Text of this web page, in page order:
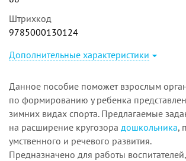
Штрихкод
9785000130124
Дополнительные характеристики
Данное пособие поможет взрослым
по формированию у ребенка
зимних видах спорта. Предлагаемые
на расширение кругозора дошкольника,
умственного и речевого развития.
Предназначено для работы